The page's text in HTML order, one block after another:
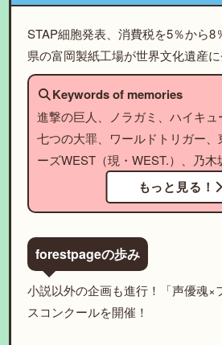
STAP細胞発表、消費税を5％から8
県の富岡製紙工場が世界文化遺産
Keywords of memories
進撃の巨人、ノラガミ、ハイキュ
七つの大罪、ワールドトリガー
ーズWEST（現・WEST.）、乃木
もっと見る！
forestpageの歩み
小説以外の企画も進行！「声優魂×
スコンクールを開催！